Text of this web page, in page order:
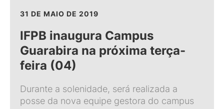
31 DE MAIO DE 2019
IFPB inaugura Campus
Guarabira na próxima terça-
feira (04)
Durante a solenidade, será realizada a
posse da nova equipe gestora do campus